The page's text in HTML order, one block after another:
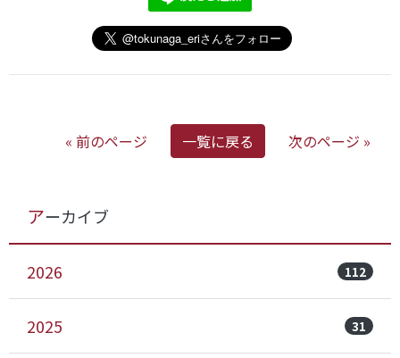
« 前のページ 一覧に戻る 次のページ »
アーカイブ
2026 112
2025 31